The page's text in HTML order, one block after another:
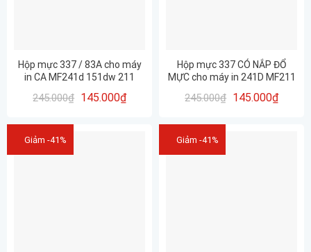
Hộp mực 337 / 83A cho máy
in CA MF241d 151dw 211
223d 226dn 227dw 229dw
245.000₫ 145.000₫
Hộp mực 337 CÓ NẮP ĐỔ
MỰC cho máy in 241D MF211
223D 226DN 227DW 229DW …
245.000₫ 145.000₫
Giảm -41% Giảm -41%